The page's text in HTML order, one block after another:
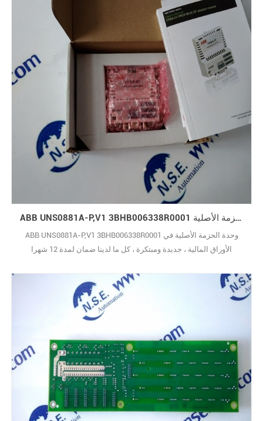
ABB UNS0881A-P,V1 3BHB006338R0001 وحدة الحزمة الأصلية
ABB UNS0881A-P,V1 3BHB006338R0001 وحدة الحزمة الأصلية في
الأوراق المالية ، جديدة ومبتكرة ، كل ما لدينا ضمان لمدة 12 شهرا